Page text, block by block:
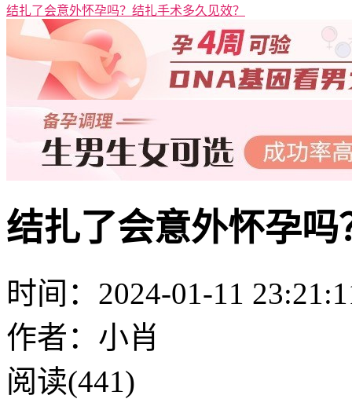
结扎了会意外怀孕吗？结扎手术多久见效？
结扎了会意外怀孕
时间：2024-01-11
作者：小肖
阅读(441)